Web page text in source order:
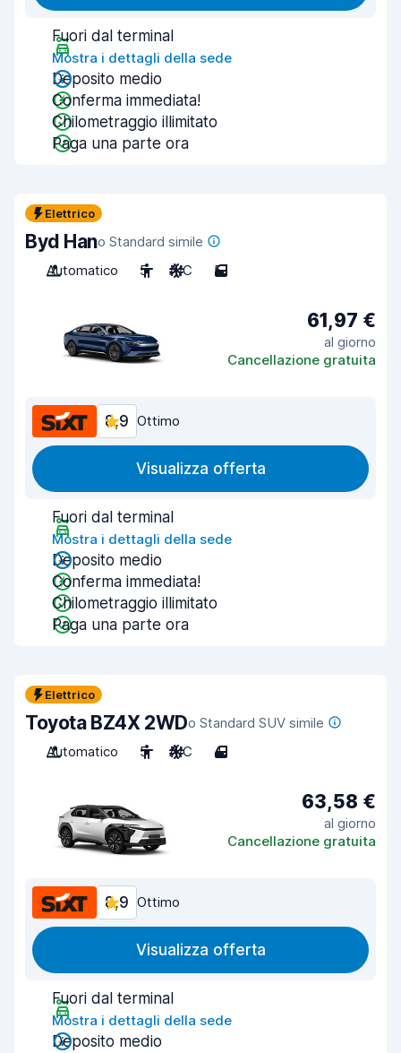
Fuori dal terminal
Mostra i dettagli della sede
Deposito medio
Conferma immediata!
Chilometraggio illimitato
Paga una parte ora
Elettrico
Byd Hano Standard simile
Automatico
5 A/C 5
61,97 €
al giorno
Cancellazione gratuita
8,9 Ottimo
Visualizza offerta
Fuori dal terminal
Mostra i dettagli della sede
Deposito medio
Conferma immediata!
Chilometraggio illimitato
Paga una parte ora
Elettrico
Toyota BZ4X 2WDo Standard SUV simile
Automatico
5 A/C 4
63,58 €
al giorno
Cancellazione gratuita
8,9 Ottimo
Visualizza offerta
Fuori dal terminal
Mostra i dettagli della sede
Deposito medio